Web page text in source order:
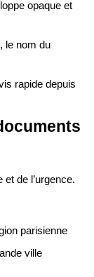
opaque et
le nom du
rapide depuis
de l’urgence.
parisienne
ville